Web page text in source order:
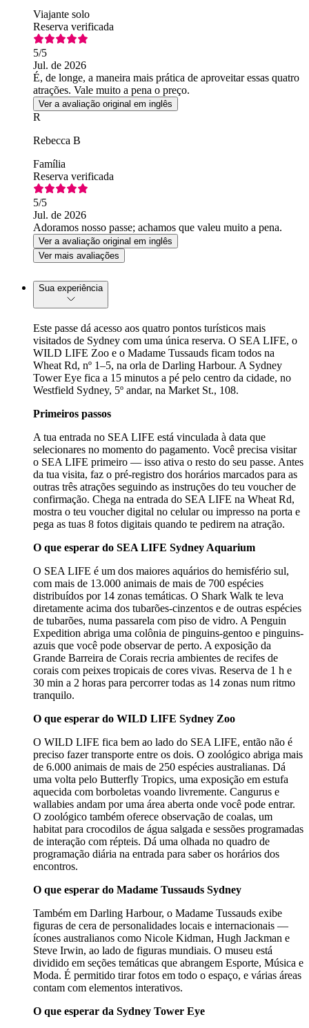
Viajante solo
Reserva verificada
5/5
Jul. de 2026
É, de longe, a maneira mais prática de aproveitar essas quatro
atrações. Vale muito a pena o preço.
Ver a avaliação original em inglês
R
Rebecca B
Família
Reserva verificada
5/5
Jul. de 2026
Adoramos nosso passe; achamos que valeu muito a pena.
Ver a avaliação original em inglês
Ver mais avaliações
Sua experiência
Este passe dá acesso aos quatro pontos turísticos mais
visitados de Sydney com uma única reserva. O SEA LIFE, o
WILD LIFE Zoo e o Madame Tussauds ficam todos na
Wheat Rd, nº 1–5, na orla de Darling Harbour. A Sydney
Tower Eye fica a 15 minutos a pé pelo centro da cidade, no
Westfield Sydney, 5º andar, na Market St., 108.
Primeiros passos
A tua entrada no SEA LIFE está vinculada à data que
selecionares no momento do pagamento. Você precisa visitar
o SEA LIFE primeiro — isso ativa o resto do seu passe. Antes
da tua visita, faz o pré-registro dos horários marcados para as
outras três atrações seguindo as instruções do teu voucher de
confirmação. Chega na entrada do SEA LIFE na Wheat Rd,
mostra o teu voucher digital no celular ou impresso na porta e
pega as tuas 8 fotos digitais quando te pedirem na atração.
O que esperar do SEA LIFE Sydney Aquarium
O SEA LIFE é um dos maiores aquários do hemisfério sul,
com mais de 13.000 animais de mais de 700 espécies
distribuídos por 14 zonas temáticas. O Shark Walk te leva
diretamente acima dos tubarões-cinzentos e de outras espécies
de tubarões, numa passarela com piso de vidro. A Penguin
Expedition abriga uma colônia de pinguins-gentoo e pinguins-
azuis que você pode observar de perto. A exposição da
Grande Barreira de Corais recria ambientes de recifes de
corais com peixes tropicais de cores vivas. Reserva de 1 h e
30 min a 2 horas para percorrer todas as 14 zonas num ritmo
tranquilo.
O que esperar do WILD LIFE Sydney Zoo
O WILD LIFE fica bem ao lado do SEA LIFE, então não é
preciso fazer transporte entre os dois. O zoológico abriga mais
de 6.000 animais de mais de 250 espécies australianas. Dá
uma volta pelo Butterfly Tropics, uma exposição em estufa
aquecida com borboletas voando livremente. Cangurus e
wallabies andam por uma área aberta onde você pode entrar.
O zoológico também oferece observação de coalas, um
habitat para crocodilos de água salgada e sessões programadas
de interação com répteis. Dá uma olhada no quadro de
programação diária na entrada para saber os horários dos
encontros.
O que esperar do Madame Tussauds Sydney
Também em Darling Harbour, o Madame Tussauds exibe
figuras de cera de personalidades locais e internacionais —
ícones australianos como Nicole Kidman, Hugh Jackman e
Steve Irwin, ao lado de figuras mundiais. O museu está
dividido em seções temáticas que abrangem Esporte, Música e
Moda. É permitido tirar fotos em todo o espaço, e várias áreas
contam com elementos interativos.
O que esperar da Sydney Tower Eye